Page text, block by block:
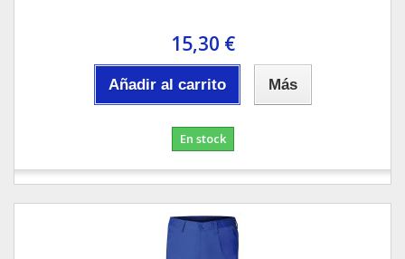
15,30 €
Añadir al carrito Más
En stock